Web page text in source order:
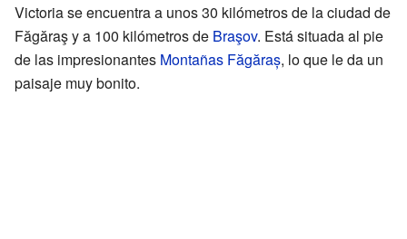
Victoria se encuentra a unos 30 kilómetros de la ciudad de
Făgăraş y a 100 kilómetros de Braşov. Está situada al pie
de las impresionantes Montañas Făgăraș, lo que le da un
paisaje muy bonito.